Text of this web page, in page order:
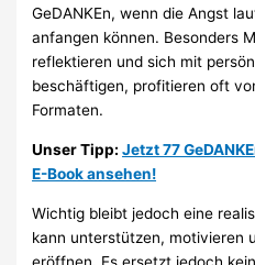
GeDANKEn, wenn die Angst
anfangen können. Besonders
reflektieren und sich mit
beschäftigen, profitieren oft
Formaten.
Unser Tipp:Jetzt 77
E-Book ansehen!
Wichtig bleibt jedoch eine
kann unterstützen, motivieren
eröffnen. Es ersetzt jedoch